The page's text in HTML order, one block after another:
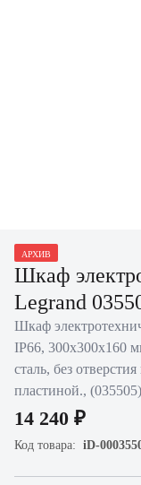
АРХИВ
Шкаф
Legrand
Шкаф
IP66, 300х300х160
сталь, без
пластиной., (035505)
14 240 ₽
Код товара: iD-